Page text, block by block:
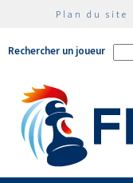
Plan du site
Rechercher un joueur